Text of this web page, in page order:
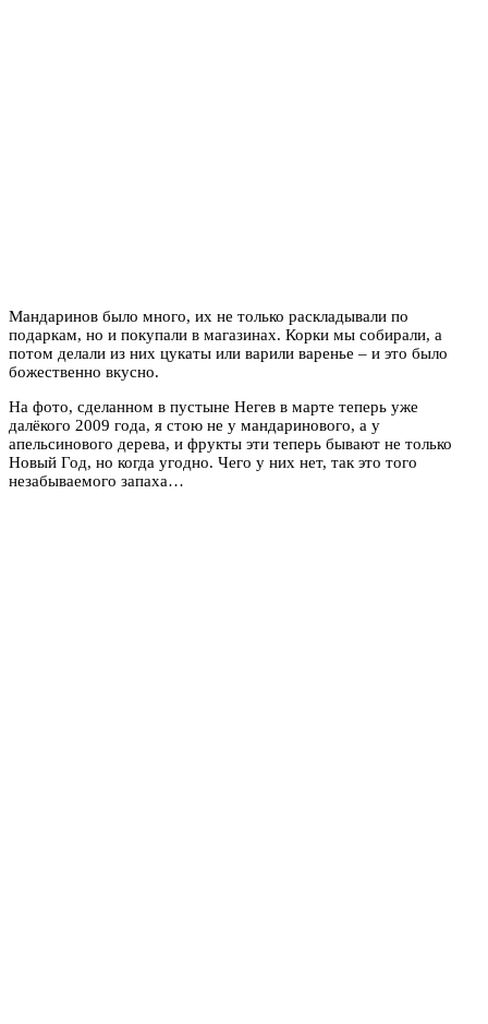
Мандаринов было много, их не только раскладывали по
подаркам, но и покупали в магазинах. Корки мы собирали, а
потом делали из них цукаты или варили варенье – и это было
божественно вкусно.
На фото, сделанном в пустыне Негев в марте теперь уже
далёкого 2009 года, я стою не у мандаринового, а у
апельсинового дерева, и фрукты эти теперь бывают не только
Новый Год, но когда угодно. Чего у них нет, так это того
незабываемого запаха…